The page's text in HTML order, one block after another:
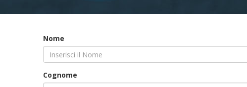
Nome
Cognome